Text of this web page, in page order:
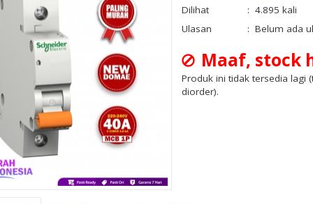
Dilihat
: 4.895 kali
Ulasan
: Belum ada
Maaf, stock
Produk ini tidak tersedia lagi
diorder).